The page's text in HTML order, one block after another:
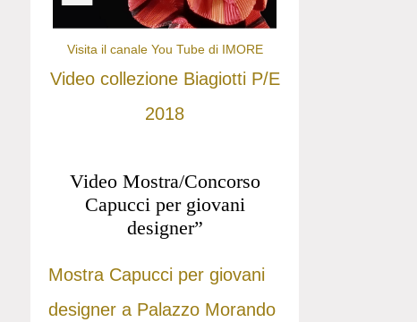
Visita il canale You Tube di IMORE
Video collezione Biagiotti P/E
2018
Video Mostra/Concorso
Capucci per giovani
designer”
Mostra Capucci per giovani
designer a Palazzo Morando